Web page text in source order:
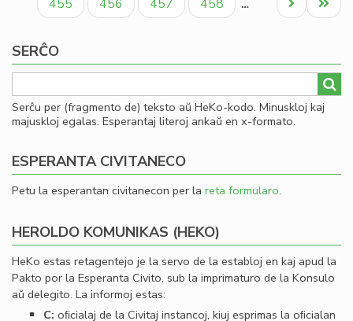
455 456 457 458 …
page
page
SERĈO
Serĉu per (fragmento de) teksto aŭ HeKo-kodo. Minuskloj kaj
majuskloj egalas. Esperantaj literoj ankaŭ en x-formato.
ESPERANTA CIVITANECO
Petu la esperantan civitanecon per la reta formularo.
HEROLDO KOMUNIKAS (HEKO)
HeKo estas retagentejo je la servo de la establoj en kaj apud la
Pakto por la Esperanta Civito, sub la imprimaturo de la Konsulo
aŭ delegito. La informoj estas:
C: oﬁcialaj de la Civitaj instancoj, kiuj esprimas la oﬁcialan